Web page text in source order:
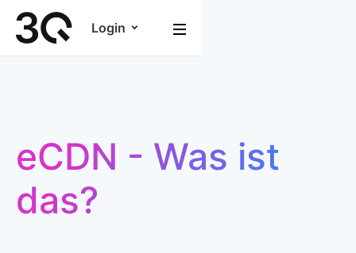
Login
eCDN - Was ist
das?